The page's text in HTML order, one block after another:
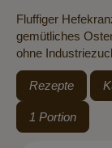
Fluffiger
gemütliches
ohne
Rezepte
1 Portion